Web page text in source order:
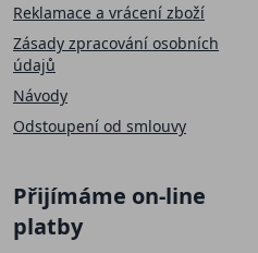
Reklamace a vrácení zboží
Zásady zpracování osobních
údajů
Návody
Odstoupení od smlouvy
Přijímáme on-line
platby